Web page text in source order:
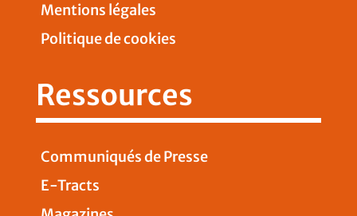
Mentions légales
Politique de cookies
Ressources
Communiqués de Presse
E-Tracts